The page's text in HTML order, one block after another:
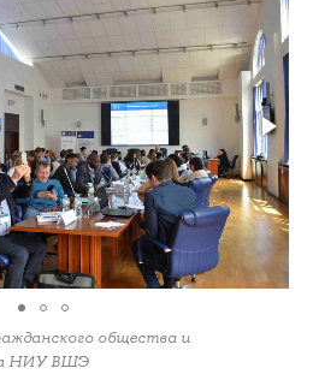
общества и
НИУ ВШЭ